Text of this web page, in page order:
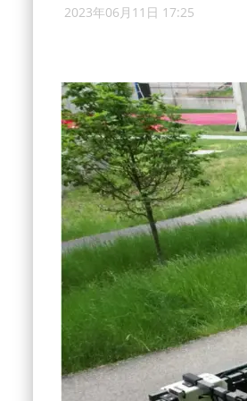
2023年06月11日 17:25